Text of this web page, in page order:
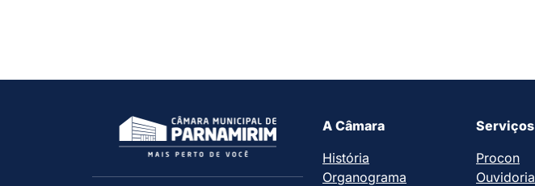
A Câmara
História
Organograma
Serviços
Procon
Ouvidoria